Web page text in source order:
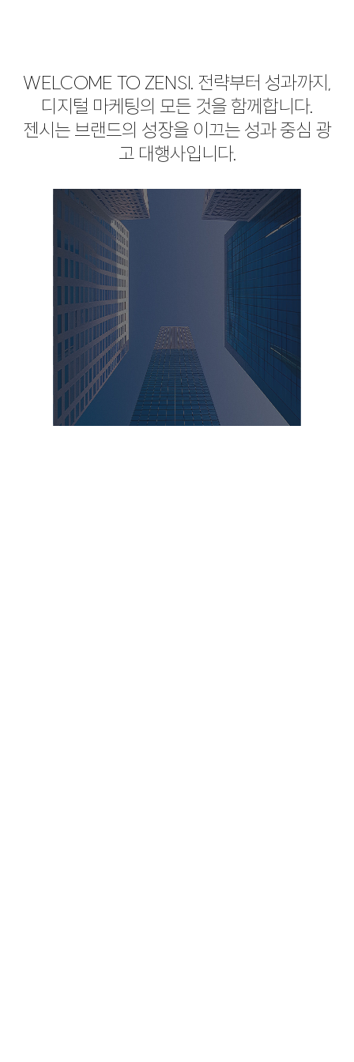
WELCOME TO ZENSI. 전략부터 성과까지,
디지털 마케팅의 모든 것을 함께합니다.
젠시는 브랜드의 성장을 이끄는 성과 중심 광
고 대행사입니다.